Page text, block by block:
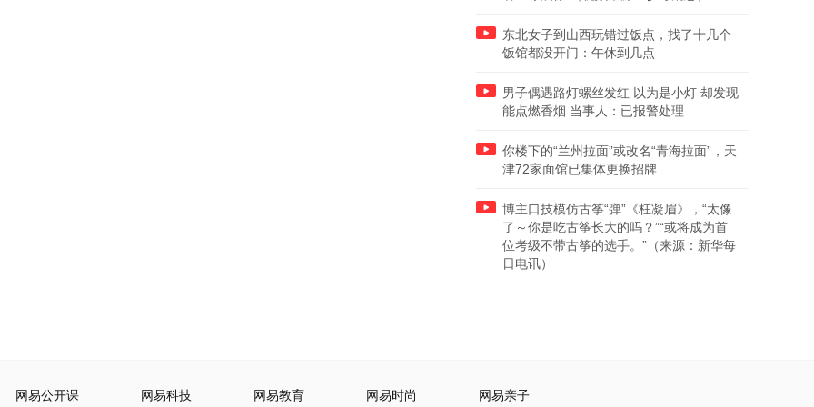
东北女子到山西玩错过饭点，找了十几个
饭馆都没开门：午休到几点
男子偶遇路灯螺丝发红 以为是小灯 却发现
能点燃香烟 当事人：已报警处理
你楼下的“兰州拉面”或改名“青海拉面”，天
津72家面馆已集体更换招牌
博主口技模仿古筝“弹”《枉凝眉》，“太像
了～你是吃古筝长大的吗？”“或将成为首
位考级不带古筝的选手。”（来源：新华每
日电讯）
网易公开课 网易科技 网易教育 网易时尚 网易亲子